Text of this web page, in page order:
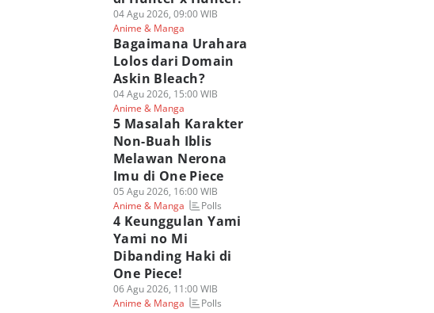
04 Agu 2026, 09:00 WIB
Anime & Manga
Bagaimana Urahara
Lolos dari Domain
Askin Bleach?
04 Agu 2026, 15:00 WIB
Anime & Manga
5 Masalah Karakter
Non-Buah Iblis
Melawan Nerona
Imu di One Piece
05 Agu 2026, 16:00 WIB
Anime & Manga
Polls
4 Keunggulan Yami
Yami no Mi
Dibanding Haki di
One Piece!
06 Agu 2026, 11:00 WIB
Anime & Manga
Polls